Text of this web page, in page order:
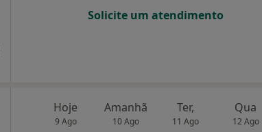
Solicite um atendimento
Hoje
9 Ago
Amanhã
10 Ago
Ter,
11 Ago
Qua
12 Ago